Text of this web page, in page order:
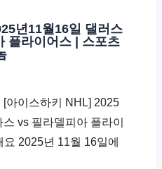
년11월16일 댈러스
플라이어스 | 스포츠
아이스하키 NHL] 2025
vs 필라델피아 플라이
2025년 11월 16일에